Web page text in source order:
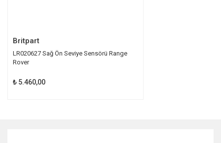
Britpart
LR020627 Sağ Ön Seviye Sensörü Range
Rover
₺ 5.460,00